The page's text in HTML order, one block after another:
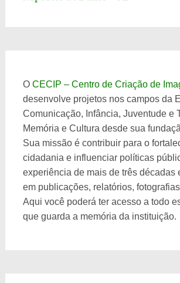
O CECIP – Centro de Criação de
desenvolve projetos nos campos da
Comunicação, Infância, Juventude e
Memória e Cultura desde sua
Sua missão é contribuir para o
cidadania e influenciar políticas
experiência de mais de três décadas
em publicações, relatórios,
Aqui você poderá ter acesso a todo
que guarda a memória da instituição.